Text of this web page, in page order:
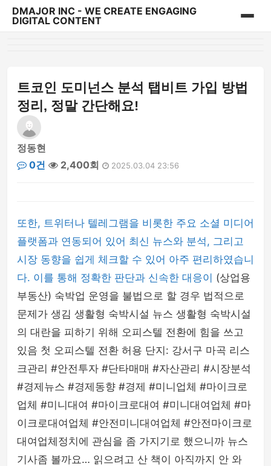
DMAJOR INC - WE CREATE ENGAGING
DIGITAL CONTENT
트코인 도미넌스 분석 탭비트 가입 방법
정리, 정말 간단해요!
정동현
0건
2,400회 2025.03.04 23:56
또한, 트위터나 텔레그램을 비롯한 주요 소셜 미디어
플랫폼과 연동되어 있어 최신 뉴스와 분석, 그리고
시장 동향을 쉽게 체크할 수 있어 아주 편리하였습니
다. 이를 통해 정확한 판단과 신속한 대응이 (상업용
부동산) 숙박업 운영을 불법으로 할 경우 법적으로
문제가 생김 생활형 숙박시설 뉴스 생활형 숙박시설
의 대란을 피하기 위해 오피스텔 전환에 힘을 쓰고
있음 첫 오피스텔 전환 허용 단지: 강서구 마곡 리스
크관리 #안전투자 #단타매매 #자산관리 #시장분석
#경제뉴스 #경제동향 #경제 #미니업체 #마이크로
업체 #미니대여 #마이크로대여 #미니대여업체 #마
이크로대여업체 #안전미니대여업체 #안전마이크로
대여업체정치에 관심을 좀 가지기로 했으니까 뉴스
기사좀 볼까요… 읽으려고 산 책이 아직까지 안 와